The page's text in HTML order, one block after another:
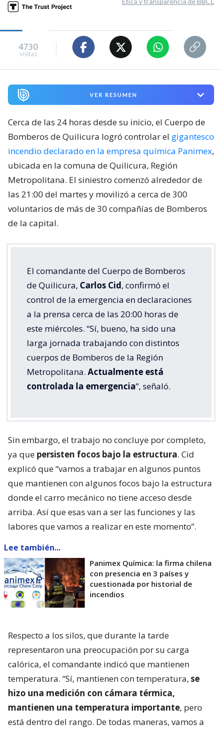
4730
visitas
VER RESUMEN
Cerca de las 24 horas desde su inicio, el Cuerpo de
Bomberos de Quilicura logró controlar el gigantesco
incendio declarado en la empresa química Panimex,
ubicada en la comuna de Quilicura, Región
Metropolitana. El siniestro comenzó alrededor de
las 21:00 del martes y movilizó a cerca de 300
voluntarios de más de 30 compañías de Bomberos
de la capital.
El comandante del Cuerpo de Bomberos
de Quilicura, Carlos Cid, confirmó el
control de la emergencia en declaraciones
a la prensa cerca de las 20:00 horas de
este miércoles. “Sí, bueno, ha sido una
larga jornada trabajando con distintos
cuerpos de Bomberos de la Región
Metropolitana. Actualmente está
controlada la emergencia”, señaló.
Sin embargo, el trabajo no concluye por completo,
ya que persisten focos bajo la estructura. Cid
explicó que “vamos a trabajar en algunos puntos
que mantienen con algunos focos bajo la estructura
donde el carro mecánico no tiene acceso desde
arriba. Así que esas van a ser las funciones y las
labores que vamos a realizar en este momento”.
Lee también...
Panimex Química: la firma chilena
con presencia en 3 países y
cuestionada por historial de
incendios
Respecto a los silos, que durante la tarde
representaron una preocupación por su carga
calórica, el comandante indicó que mantienen
temperatura. “Sí, mantienen con temperatura, se
hizo una medición con cámara térmica,
mantienen una temperatura importante, pero
está dentro del rango. De todas maneras, vamos a